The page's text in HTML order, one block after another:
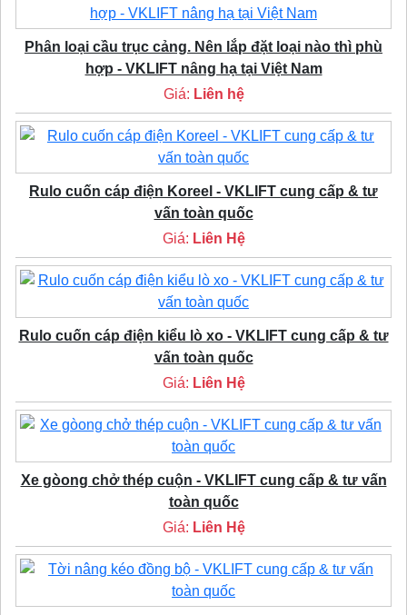
Phân loại cầu trục cảng. Nên lắp đặt loại nào thì phù
hợp - VKLIFT nâng hạ tại Việt Nam
Giá: Liên hệ
Rulo cuốn cáp điện Koreel - VKLIFT cung cấp & tư
vấn toàn quốc
Giá: Liên Hệ
Rulo cuốn cáp điện kiểu lò xo - VKLIFT cung cấp & tư
vấn toàn quốc
Giá: Liên Hệ
Xe gòong chở thép cuộn - VKLIFT cung cấp & tư vấn
toàn quốc
Giá: Liên Hệ